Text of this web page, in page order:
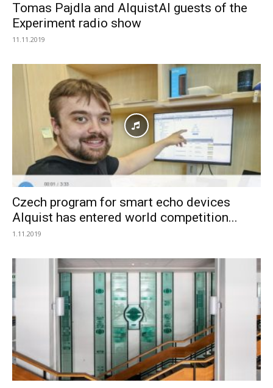
Tomas Pajdla and AlquistAI guests of the
Experiment radio show
11.11.2019
Czech program for smart echo devices
Alquist has entered world competition...
1.11.2019